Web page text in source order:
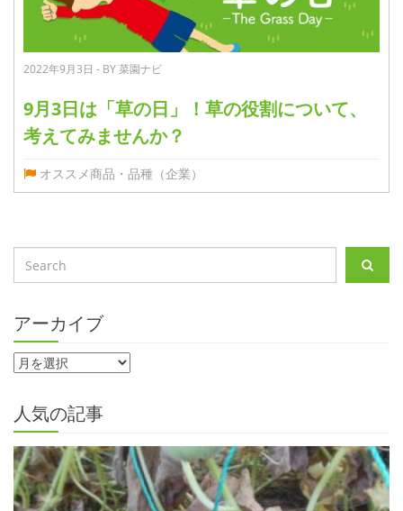
2022年9月3日 - BY 菜園ナビ
9月3日は「草の日」！草の役割について、
考えてみませんか？
オススメ商品・品種（企業）
アーカイブ
人気の記事